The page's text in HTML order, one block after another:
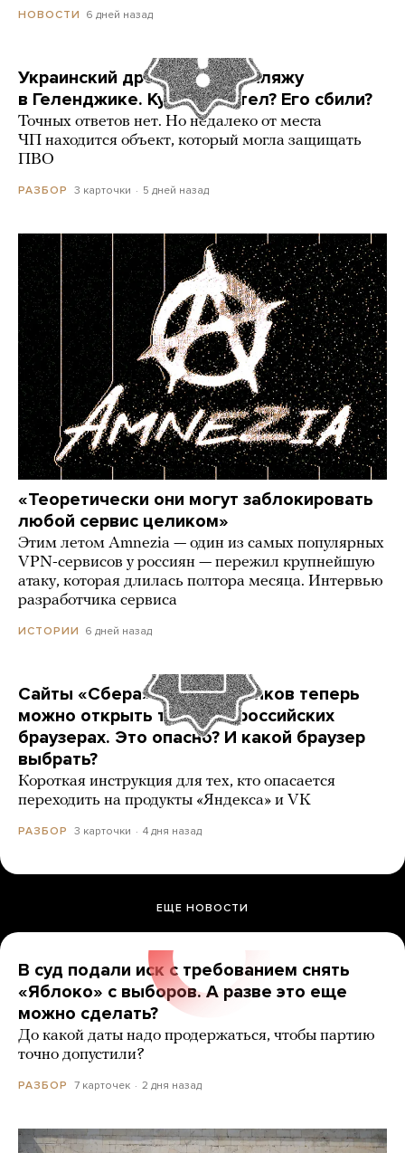
НОВОСТИ 6 дней назад
Украинский дрон попал по пляжу
в Геленджике. Куда он летел? Его сбили?
Точных ответов нет. Но недалеко от места
ЧП находится объект, который могла защищать
ПВО
РАЗБОР 3 карточки 5 дней назад
«Теоретически они могут заблокировать
любой сервис целиком»
Этим летом Amnezia — один из самых популярных
VPN-сервисов у россиян — пережил крупнейшую
атаку, которая длилась полтора месяца. Интервью
разработчика сервиса
ИСТОРИИ 6 дней назад
Сайты «Сбера» и других банков теперь
можно открыть только в российских
браузерах. Это опасно? И какой браузер
выбрать?
Короткая инструкция для тех, кто опасается
переходить на продукты «Яндекса» и VK
РАЗБОР 3 карточки 4 дня назад
ЕЩЕ НОВОСТИ
В суд подали иск с требованием снять
«Яблоко» с выборов. А разве это еще
можно сделать?
До какой даты надо продержаться, чтобы партию
точно допустили?
РАЗБОР 7 карточек 2 дня назад